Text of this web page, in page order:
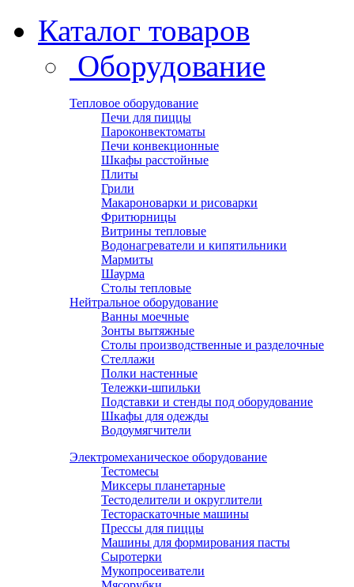
Каталог товаров
Оборудование
Тепловое оборудование
Печи для пиццы
Пароконвектоматы
Печи конвекционные
Шкафы расстойные
Плиты
Грили
Макароноварки и рисоварки
Фритюрницы
Витрины тепловые
Водонагреватели и кипятильники
Мармиты
Шаурма
Столы тепловые
Нейтральное оборудование
Ванны моечные
Зонты вытяжные
Столы производственные и разделочные
Стеллажи
Полки настенные
Тележки-шпильки
Подставки и стенды под оборудование
Шкафы для одежды
Водоумягчители
Электромеханическое оборудование
Тестомесы
Миксеры планетарные
Тестоделители и округлители
Тестораскаточные машины
Прессы для пиццы
Машины для формирования пасты
Сыротерки
Мукопросеиватели